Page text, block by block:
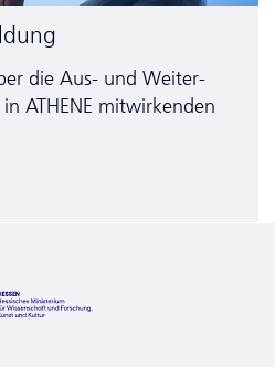
die Aus- und Weiter­
ATHENE mitwirkenden